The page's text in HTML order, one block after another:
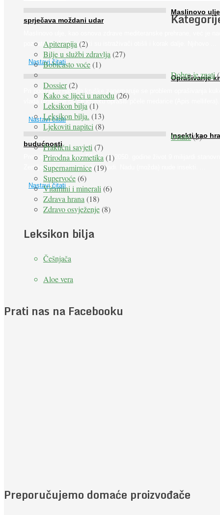
Maslinovo ulje
sprječava moždani udar
poznato. Ipak, francuski su istraživači otišli i korak dalje. Njihovo ...
Nastavi čitati
Oprašivanje
Pri podizanju nasada kruške zanemaruje se problem oprašivanja
vlada uvjerenje da će krušku oprašiti pčele medarice (Apis mellifera).
Nastavi čitati
Insekti kao
budućnosti
Prema predviđanjima FAO-a do 2050. godine život 9 milijardi
Zemlje bit će ugrožen zbog gladi. Nadu (možda) nude insekti. ...
Nastavi čitati
Apiterapija (2)
Bilje u službi zdravlja (27)
Bobičasto voće(1)
Dobro je znati
Dossier(2)
Kako se liječi u narodu (26)
Leksikon bilja (1)
Leksikon bilja. (13)
Ljekoviti napitci (8)
Ostalo(5)
Praktični savjeti (7)
Prirodna kozmetika (1)
Supernamirnice(19)
Supervoće(6)
Vitamini i minerali (6)
Zdrava hrana (18)
Zdravo osvježenje(8)
Leksikon bilja
Češnjača
Aloe vera
Prati nas na Facebooku
Preporučujemo domaće proizvođače